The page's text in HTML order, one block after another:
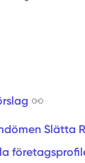
Slätta